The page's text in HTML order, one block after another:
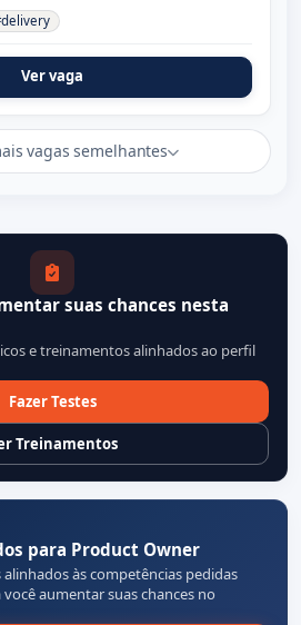
Ver vaga
vagas semelhantes
suas chances nesta
e treinamentos alinhados ao perfil
Fazer Testes
Treinamentos
para Product Owner
às competências pedidas
aumentar suas chances no